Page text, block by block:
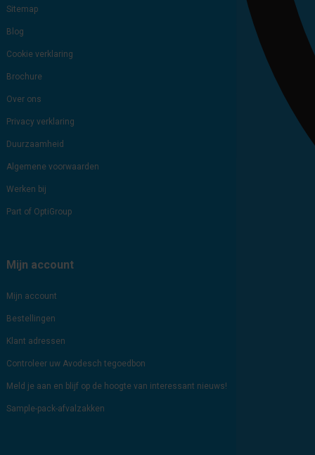
Sitemap
Blog
Cookie verklaring
Brochure
Over ons
Privacy verklaring
Duurzaamheid
Algemene voorwaarden
Werken bij
Part of OptiGroup
Mijn account
Mijn account
Bestellingen
Klant adressen
Controleer uw Avodesch tegoedbon
Meld je aan en blijf op de hoogte van interessant nieuws!
Sample-pack-afvalzakken